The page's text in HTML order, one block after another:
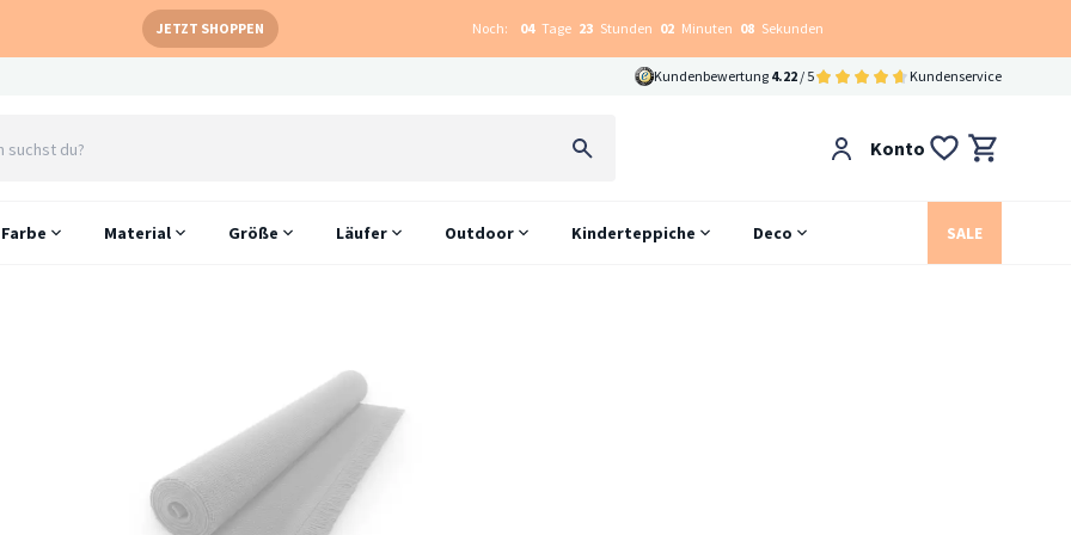
JETZT SHOPPEN Noch: 04 Tage 23 Stunden 02 Minuten 07 Sekunden
Kundenbewertung 4.22 / 5 Kundenservice
Konto
Farbe Material Größe Läufer Outdoor Kinderteppiche Deco SALE